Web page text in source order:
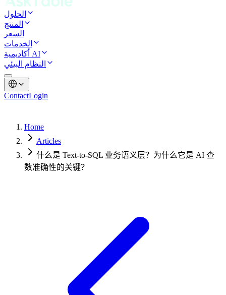
الحلول
المنتج
السعر
الخدمات
أكاديمية AI
النظام البيئي
ContactLogin
Home
Articles
什么是 Text-to-SQL 业务语义层？为什么它是 AI 查
数准确性的关键？